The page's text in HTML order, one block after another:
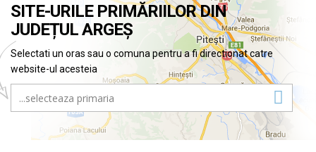
SITE-URILE PRIMĂRIILOR DIN
JUDEȚUL ARGEȘ
Selectati un oras sau o comuna pentru a fi directionat catre
website-ul acesteia